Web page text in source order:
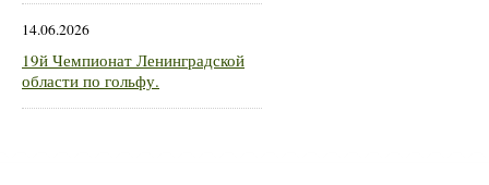
14.06.2026
19й Чемпионат Ленинградской
области по гольфу.